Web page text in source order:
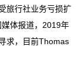
旅行社业务亏损扩
体报道，2019年
求，目前Thomas